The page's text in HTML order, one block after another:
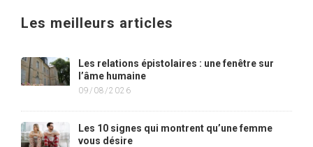
Les meilleurs articles
Les relations épistolaires : une fenêtre sur
l’âme humaine
09/08/2026
Les 10 signes qui montrent qu’une femme
vous désire